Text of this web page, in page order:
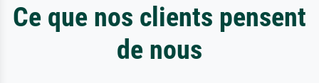
Ce que nos clients pensent
de nous